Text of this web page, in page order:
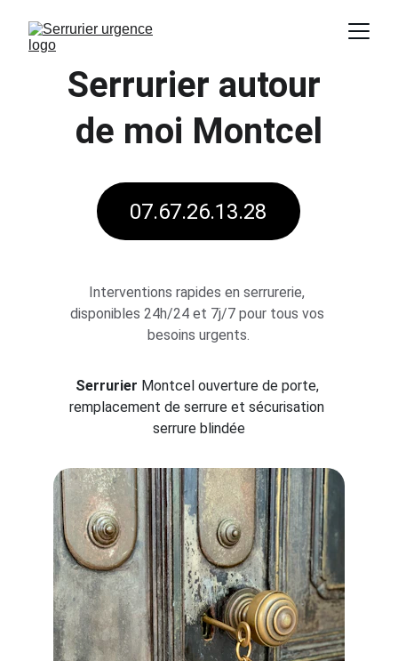
Interventions rapides en serrurerie,
disponibles 24h/24 et 7j/7 pour tous vos
besoins urgents.
Serrurier Montcel ouverture de porte,
remplacement de serrure et sécurisation
serrure blindée
Serrurier autour
de moi Montcel
07.67.26.13.28